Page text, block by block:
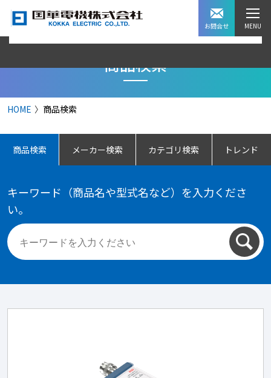
お問合せ
商品検索
HOME 商品検索
商品検索 メーカー検索 カテゴリ検索 トレンド
キーワード（商品名や型式名など）を入力くださ
い。